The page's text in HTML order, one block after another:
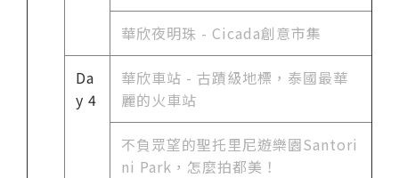
華欣夜明珠 - Cicada創意市集
Da
y 4
華欣車站 - 古蹟級地標，泰國最華
麗的火車站
不負眾望的聖托里尼遊樂園Santori
ni Park，怎麼拍都美！